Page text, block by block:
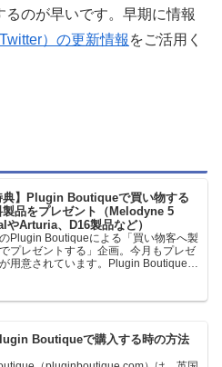
のが早いです。早期に情報
）の更新情報 をご活用く
典】Plugin Boutiqueで買い物する
製品をプレゼント（Melodyne 5
やArturia、D16製品など）
Plugin Boutiqueによる「買い物客へ製
プレゼントする」企画。今月もプレゼ
用意されています。Plugin Boutiqueで
料配布終了予定日：日本時間：
Boutiqueで購入する時の方法